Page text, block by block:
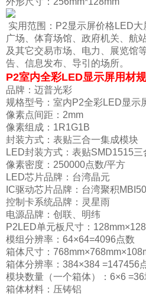
实用范围：P2显示屏价格LED大
广场、体育场馆、政府机关、航
及其它交易市场、电力、展览馆
告、信息发布、导引的场所。
P2室内全彩LED显示屏用材
品牌：迈普光彩
规格型号：室内P2全彩LED显示
像素点间距：2mm
像素组成：1R1G1B
封装方式：表贴三合一集成模块
LED封装方式：表贴SMD1515三
像素密度：250000点数/平方
LED芯片品牌：台湾晶元
IC驱动芯片品牌：台湾聚积
控制卡系统品牌：灵星雨
电源品牌：创联、明纬
P2LED单元板尺寸：
模组分辨率：64×64=4096点数
箱体尺寸：
箱体分辨率：384×384 =147456
模块数量（一个箱体）：6×6 =36
箱体材料：压铸铝